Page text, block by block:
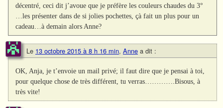
décentré, ceci dit j’avoue que je préfère les couleurs chaudes du 3°
…les présenter dans de si jolies pochettes, çà fait un plus pour un
cadeau…à demain alors Anne?
Le 13 octobre 2015 à 8 h 16 min, Anne a dit :
OK, Anja, je t’envoie un mail privé; il faut dire que je pensai à toi,
pour quelque chose de très différent, tu verras………….Bisous, à
très vite!